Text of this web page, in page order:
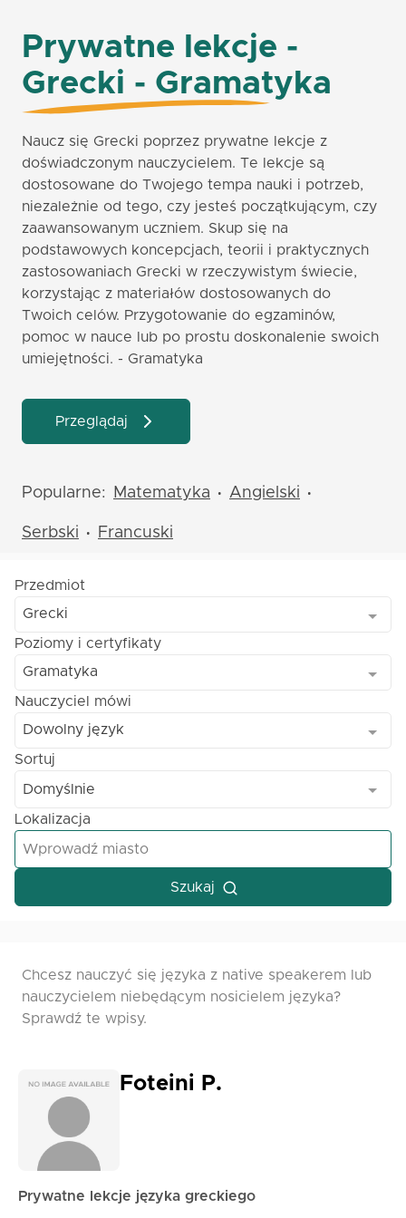
Prywatne lekcje -
Grecki - Gramatyka
Naucz się Grecki poprzez prywatne lekcje z
doświadczonym nauczycielem. Te lekcje są
dostosowane do Twojego tempa nauki i potrzeb,
niezależnie od tego, czy jesteś początkującym, czy
zaawansowanym uczniem. Skup się na
podstawowych koncepcjach, teorii i praktycznych
zastosowaniach Grecki w rzeczywistym świecie,
korzystając z materiałów dostosowanych do
Twoich celów. Przygotowanie do egzaminów,
pomoc w nauce lub po prostu doskonalenie swoich
umiejętności. - Gramatyka
Przeglądaj
Popularne: Matematyka • Angielski •
Serbski • Francuski
Przedmiot
Grecki
Poziomy i certyfikaty
Gramatyka
Nauczyciel mówi
Dowolny język
Sortuj
Domyślnie
Lokalizacja
Szukaj
Chcesz nauczyć się języka z native speakerem lub
nauczycielem niebędącym nosicielem języka?
Sprawdź te wpisy.
Foteini P.
Prywatne lekcje języka greckiego